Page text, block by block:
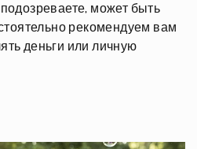
может быть
рекомендуем вам
деньги или личную